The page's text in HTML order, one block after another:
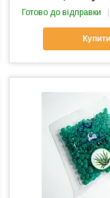
Готово до відправки
Купити